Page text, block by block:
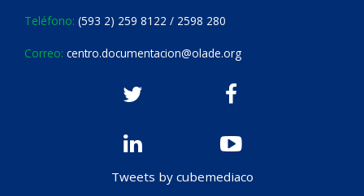
Teléfono: (593 2) 259 8122 / 2598 280
Correo: centro.documentacion@olade.org
Tweets by cubemediaco